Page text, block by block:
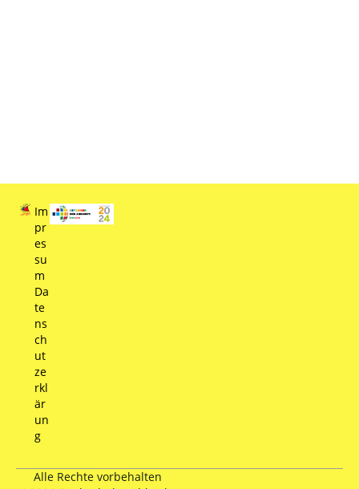
Im
pr
es
su
m
Da
te
ns
ch
ut
ze
rkl
är
un
g
Alle Rechte vorbehalten